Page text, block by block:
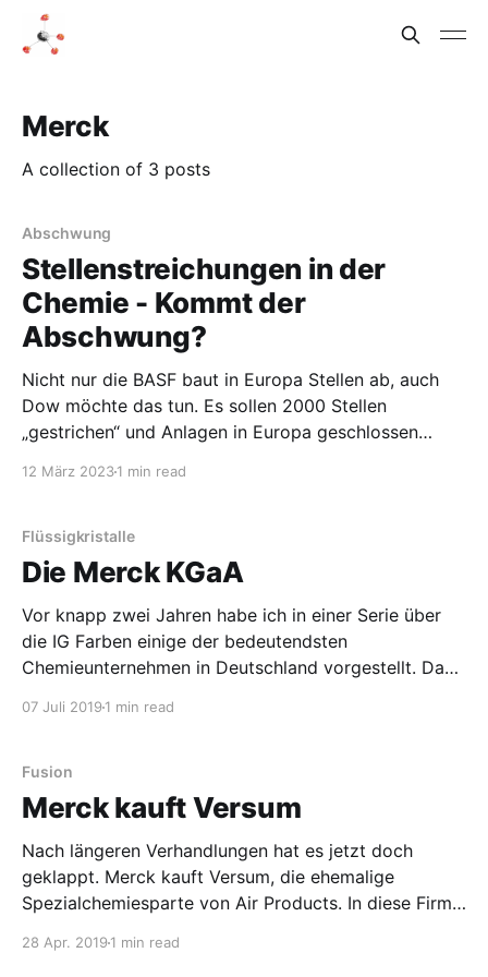
Merck
A collection of 3 posts
Abschwung
Stellenstreichungen in der
Chemie - Kommt der
Abschwung?
Nicht nur die BASF baut in Europa Stellen ab, auch
Dow möchte das tun. Es sollen 2000 Stellen
„gestrichen“ und Anlagen in Europa geschlossen
werden. Im Internet
12 März 20231 min read
Flüssigkristalle
Die Merck KGaA
Vor knapp zwei Jahren habe ich in einer Serie über
die IG Farben einige der bedeutendsten
Chemieunternehmen in Deutschland vorgestellt. Das
KGaA, schreiben. Ursprünglich kommt sie eher aus
der
07 Juli 2019 1 min read
Fusion
Merck kauft Versum
Nach längeren Verhandlungen hat es jetzt doch
geklappt. Merck kauft Versum, die ehemalige
Spezialchemiesparte von Air Products. In diese Firma
Halbleiterchemikalien und dort gebrauchte
28 Apr. 2019 1 min read